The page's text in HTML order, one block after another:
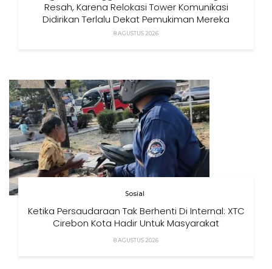
Resah, Karena Relokasi Tower Komunikasi
Didirikan Terlalu Dekat Pemukiman Mereka
8 AGUSTUS 2026
Sosial
Ketika Persaudaraan Tak Berhenti Di Internal: XTC
Cirebon Kota Hadir Untuk Masyarakat
8 AGUSTUS 2026